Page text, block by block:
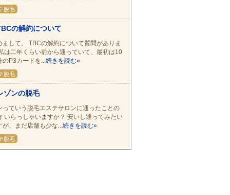
脱毛
の解約について
まして。 TBCの解約について質問がありま
は二年くらい前から通っていて、最初は10
のP3カードを...続きを読む»
脱毛
ゾンの脱毛
っていう脱毛エステサロンに通ったことの
いらっしゃいますか？ 安いし通ってみたい
が、まだ店舗も少な...続きを読む»
脱毛